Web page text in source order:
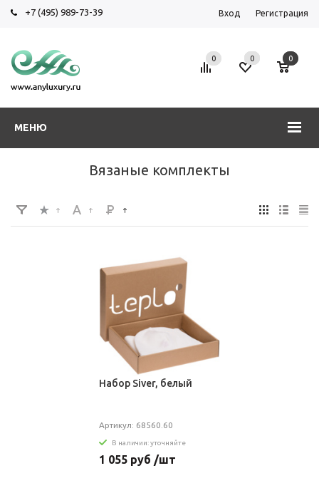
+7 (495) 989-73-39 Вход Регистрация
МЕНЮ
0 0 0
Вязаные комплекты
Набор Siver, белый
Артикул: 68560.60
В наличии: уточняйте
1 055 руб /шт